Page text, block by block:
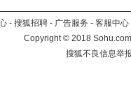
- 搜狐招聘 - 广告服务 - 客服中心
Copyright©2018
搜狐不良信息举